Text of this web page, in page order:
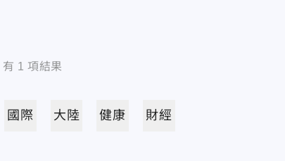
有 1 項結果
國際 大陸 健康 財經